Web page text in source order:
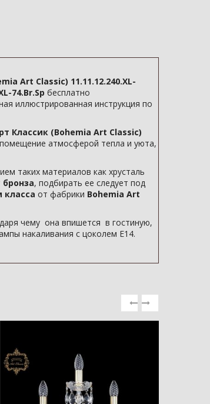
Art Classic) 11.11.12.240.XL-
74.Br.Sp бесплатно
иллюстрированная инструкция по
Классик (Bohemia Art Classic)
атмосферой тепла и уюта,
таких материалов как хрусталь
бронза, подбирать ее следует под
от фабрики Bohemia Art
чему она впишется в гостиную,
накаливания с цоколем E14.